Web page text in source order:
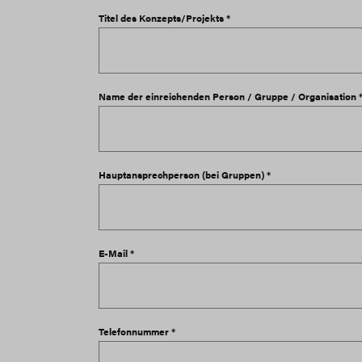
Titel des Konzepts/Projekts *
Name der einreichenden Person / Gruppe / Organisation *
Hauptansprechperson (bei Gruppen) *
E-Mail *
Telefonnummer *